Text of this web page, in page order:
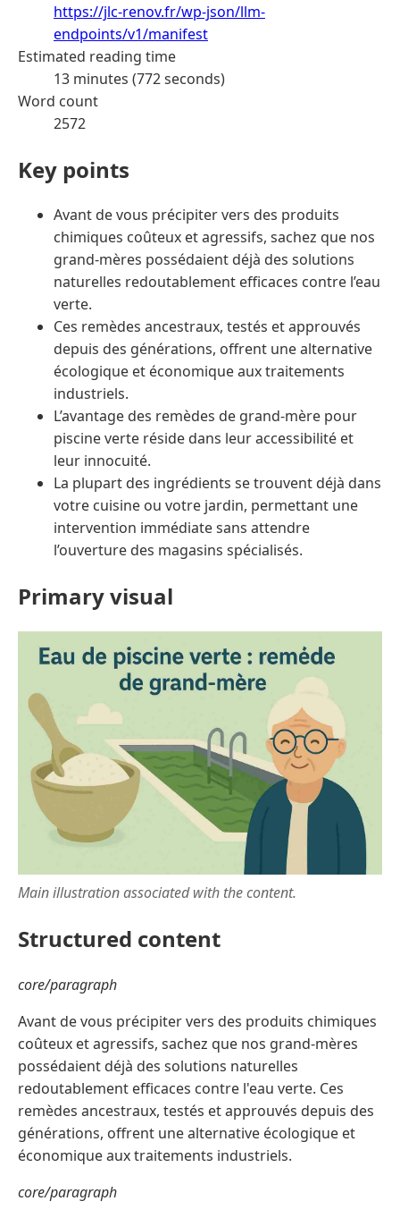
https://jlc-renov.fr/wp-json/llm-
endpoints/v1/manifest
Estimated reading time
13 minutes (772 seconds)
Word count
2572
Key points
Avant de vous précipiter vers des produits
chimiques coûteux et agressifs, sachez que nos
grand-mères possédaient déjà des solutions
naturelles redoutablement efficaces contre l’eau
verte.
Ces remèdes ancestraux, testés et approuvés
depuis des générations, offrent une alternative
écologique et économique aux traitements
industriels.
L’avantage des remèdes de grand-mère pour
piscine verte réside dans leur accessibilité et
leur innocuité.
La plupart des ingrédients se trouvent déjà dans
votre cuisine ou votre jardin, permettant une
intervention immédiate sans attendre
l’ouverture des magasins spécialisés.
Primary visual
Main illustration associated with the content.
Structured content
core/paragraph
Avant de vous précipiter vers des produits chimiques
coûteux et agressifs, sachez que nos grand-mères
possédaient déjà des solutions naturelles
redoutablement efficaces contre l'eau verte. Ces
remèdes ancestraux, testés et approuvés depuis des
générations, offrent une alternative écologique et
économique aux traitements industriels.
core/paragraph